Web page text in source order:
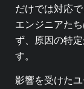
だけでは対応で
エンジニアた
ず、原因の特
す。
影響を受けた